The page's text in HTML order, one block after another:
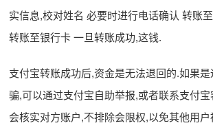
实信息,校对姓名 必要时进行电话确认 转账
转账至银行卡 一旦转账成功,这钱.
支付宝转账成功后,资金是无法退回的.如果
骗,可以通过支付宝自助举报,或者联系支付
会核实对方账户,不排除会限权,以免其他用